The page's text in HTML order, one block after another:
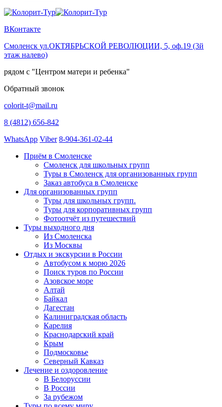
ВКонтакте
Смоленск ул.ОКТЯБРЬСКОЙ РЕВОЛЮЦИИ, 5, оф.19 (3й
этаж налево)
рядом с "Центром матери и ребенка"
Обратный звонок
colorit-t@mail.ru
8 (4812) 656-842
WhatsApp Viber 8-904-361-02-44
Приём в Смоленске
Смоленск для школьных групп
Туры в Смоленск для организованных групп
Заказ автобуса в Смоленске
Для организованных групп
Туры для школьных групп.
Туры для корпоративных групп
Фотоотчёт из путешествий
Туры выходного дня
Из Смоленска
Из Москвы
Отдых и экскурсии в России
Автобусом к морю 2026
Поиск туров по России
Азовское море
Алтай
Байкал
Дагестан
Калиниградская область
Карелия
Краснодарский край
Крым
Подмосковье
Северный Кавказ
Лечение и оздоровление
В Белоруссии
В России
За рубежом